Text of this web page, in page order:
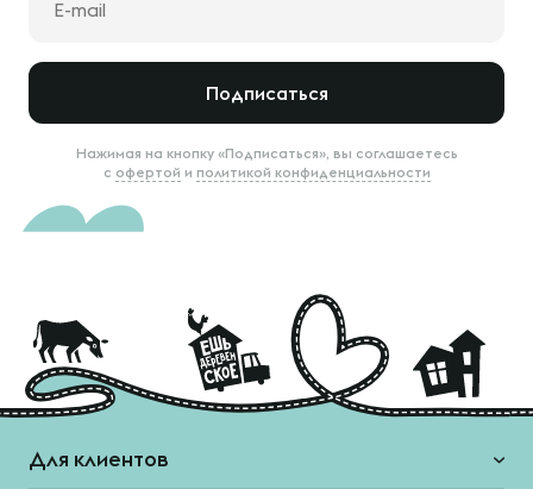
Подписаться
Нажимая на кнопку «Подписаться», вы соглашаетесь
с офертой и политикой конфиденциальности
Для клиентов